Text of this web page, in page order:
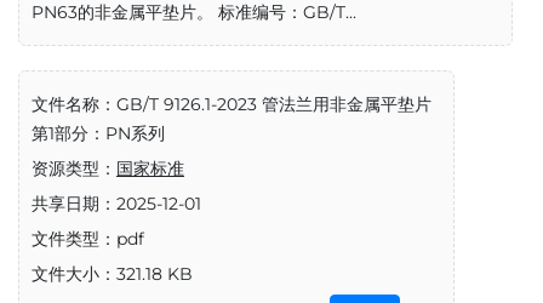
PN63的非金属平垫片。 标准编号：GB/T...
文件名称：GB/T 9126.1-2023 管法兰用非金属平垫片
第1部分：PN系列
资源类型： 国家标准
共享日期：2025-12-01
文件类型：pdf
文件大小：321.18 KB